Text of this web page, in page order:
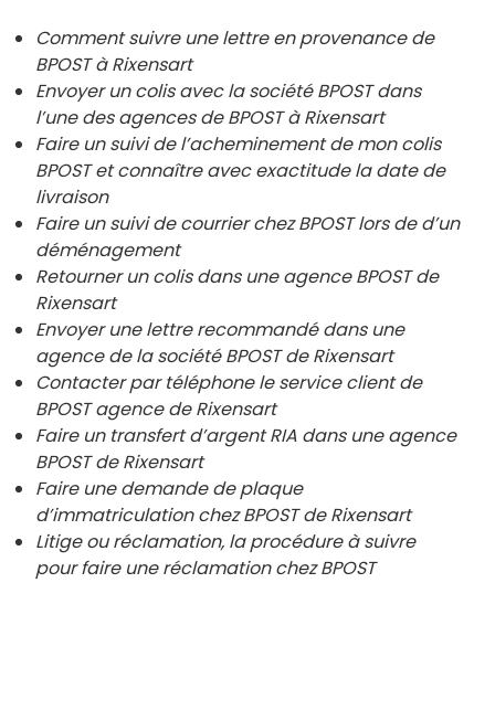
Comment suivre une lettre en provenance de
BPOST à Rixensart
Envoyer un colis avec la société BPOST dans
l’une des agences de BPOST àRixensart
Faire un suivi de l’acheminement de mon colis
BPOST et connaître avec exactitude la date de
livraison
Faire un suivi de courrier chez BPOST lors de d’un
déménagement
Retourner un colis dans une agence BPOST de
Rixensart
Envoyer une lettre recommandé dans une
agence de la société BPOST deRixensart
Contacter par téléphone le service client de
BPOST agence deRixensart
Faire un transfert d’argent RIA dans une agence
BPOST deRixensart
Faire une demande de plaque
d’immatriculation chez BPOST deRixensart
Litige ou réclamation, la procédure à suivre
pour faire une réclamation chez BPOST